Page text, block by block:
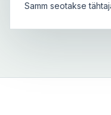
Samm seotakse